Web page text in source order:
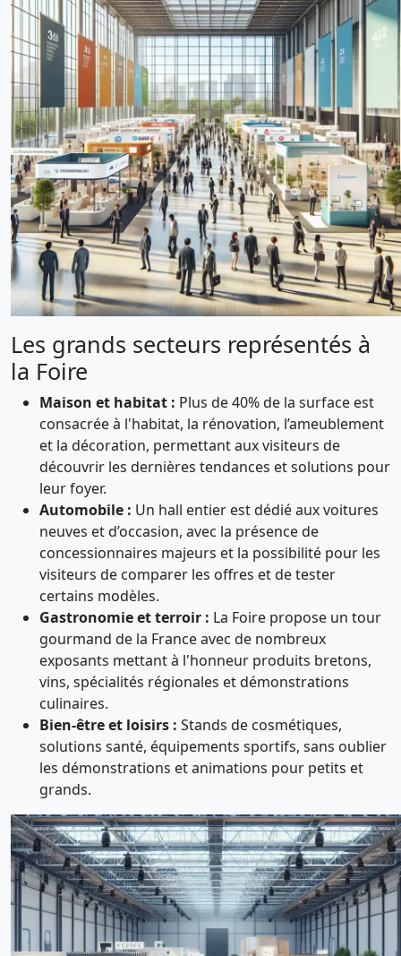
Les grands secteurs représentés à
la Foire
Maison et habitat : Plus de 40% de la surface est
consacrée à l'habitat, la rénovation, l’ameublement
et la décoration, permettant aux visiteurs de
découvrir les dernières tendances et solutions pour
leur foyer.
Automobile : Un hall entier est dédié aux voitures
neuves et d’occasion, avec la présence de
concessionnaires majeurs et la possibilité pour les
visiteurs de comparer les offres et de tester
certains modèles.
Gastronomie et terroir : La Foire propose un tour
gourmand de la France avec de nombreux
exposants mettant à l'honneur produits bretons,
vins, spécialités régionales et démonstrations
culinaires.
Bien-être et loisirs : Stands de cosmétiques,
solutions santé, équipements sportifs, sans oublier
les démonstrations et animations pour petits et
grands.